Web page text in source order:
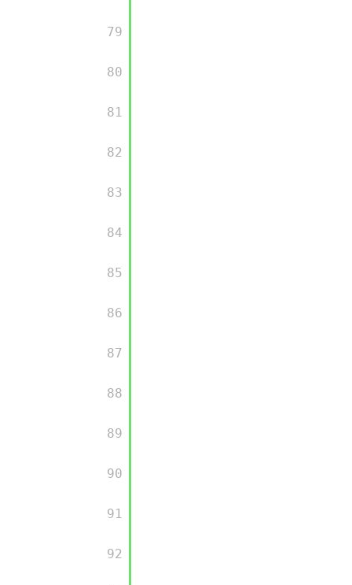
         79
         80
         81
         82
         83
         84
         85
         86
         87
         88
         89
         90
         91
         92